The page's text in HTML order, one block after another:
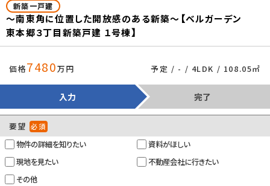
×
設備
場/バルコニー/都市ガス/公営水道/公共下水/
ガスコンロ/コンロ２口以上/システムキッチン/
対面式キッチン/コンロ３口/バス・トイレ別/追
焚機能浴室/浴室乾燥機/温水洗浄便座/洗面
ウォークインシューズクロゼット/収納豊富/デ
ィンプルキー
建築確認番号
管理コード
情報更新日
新築一戸建
～南東角に位置した開放感のある新築～【ベルガーデン
東本郷３丁目新築戸建 １号棟】
価格7480万円 予定 / - / 4LDK / 108.05㎡
入力 完了
要望 必須
物件の詳細を知りたい
資料がほしい
現地を見たい
不動産会社に行きたい
その他